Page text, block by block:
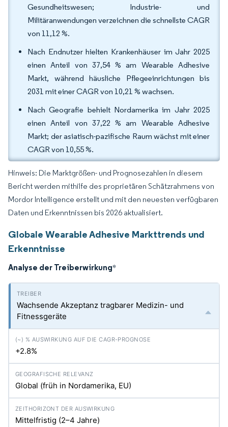
Gesundheitswesen; Industrie- und
Militäranwendungen verzeichnen die schnellste CAGR
von 11,12 %.
Nach Endnutzer hielten Krankenhäuser im Jahr 2025
einen Anteil von 37,54 % am Wearable Adhesive
Markt, während häusliche Pflegeeinrichtungen bis
2031 mit einer CAGR von 10,21 % wachsen.
Nach Geografie behielt Nordamerika im Jahr 2025
einen Anteil von 37,22 % am Wearable Adhesive
Markt; der asiatisch-pazifische Raum wächst mit einer
CAGR von 10,55 %.
Hinweis: Die Marktgrößen- und Prognosezahlen in diesem
Bericht werden mithilfe des proprietären Schätzrahmens von
Mordor Intelligence erstellt und mit den neuesten verfügbaren
Daten und Erkenntnissen bis 2026 aktualisiert.
Globale Wearable Adhesive Markttrends und
Erkenntnisse
Analyse der Treiberwirkung*
Wachsende Akzeptanz tragbarer Medizin- und
Fitnessgeräte
+2.8%
Global (früh in Nordamerika, EU)
Mittelfristig (2–4 Jahre)